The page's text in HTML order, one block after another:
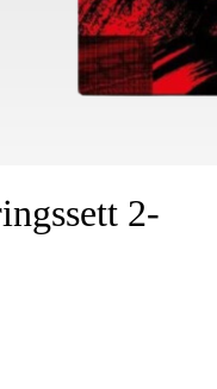
2-